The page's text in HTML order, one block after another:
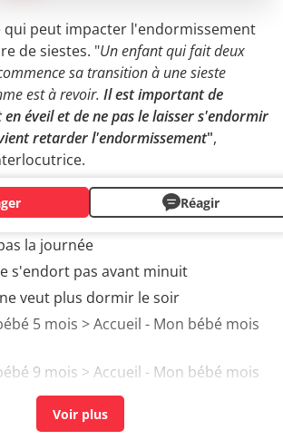
peut impacter l'endormissement
de siestes. "Un enfant qui fait deux
sa transition à une sieste
est à revoir. Il est important de
éveil et de ne pas le laisser s'endormir
retarder l'endormissement",
Réagir
SUJET
la journée
s'endort pas avant minuit
veut plus dormir le soir
5 mois > Accueil - Mon bébé mois
9 mois > Accueil - Mon bébé mois
10 mois> Accueil - Mon bébé mois